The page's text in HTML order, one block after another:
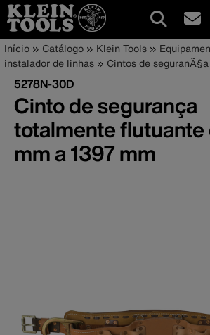
Pular
para
conteúdo
principal
Navegação
principal
Trilha
de
navegação
Início Catálogo Klein Tools
instalador de linhas
Cintos de seguranÃ§a
5278N-30D
Cinto de segurança
totalmente flutuante
mm a 1397 mm